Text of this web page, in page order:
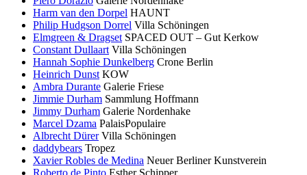
Harm van den Dorpel HAUNT
Philip Hudgson Dorrel Villa Schöningen
Elmgreen & Dragset SPACED OUT – Gut Kerkow
Constant Dullaart Villa Schöningen
Hannah Sophie Dunkelberg Crone Berlin
Heinrich Dunst KOW
Ambra Durante Galerie Friese
Jimmie Durham Sammlung Hoffmann
Jimmy Durham Galerie Nordenhake
Marcel Dzama PalaisPopulaire
Albrecht Dürer Villa Schöningen
daddybears Tropez
Xavier Robles de Medina Neuer Berliner Kunstverein
Roberto de Pinto Esther Schipper